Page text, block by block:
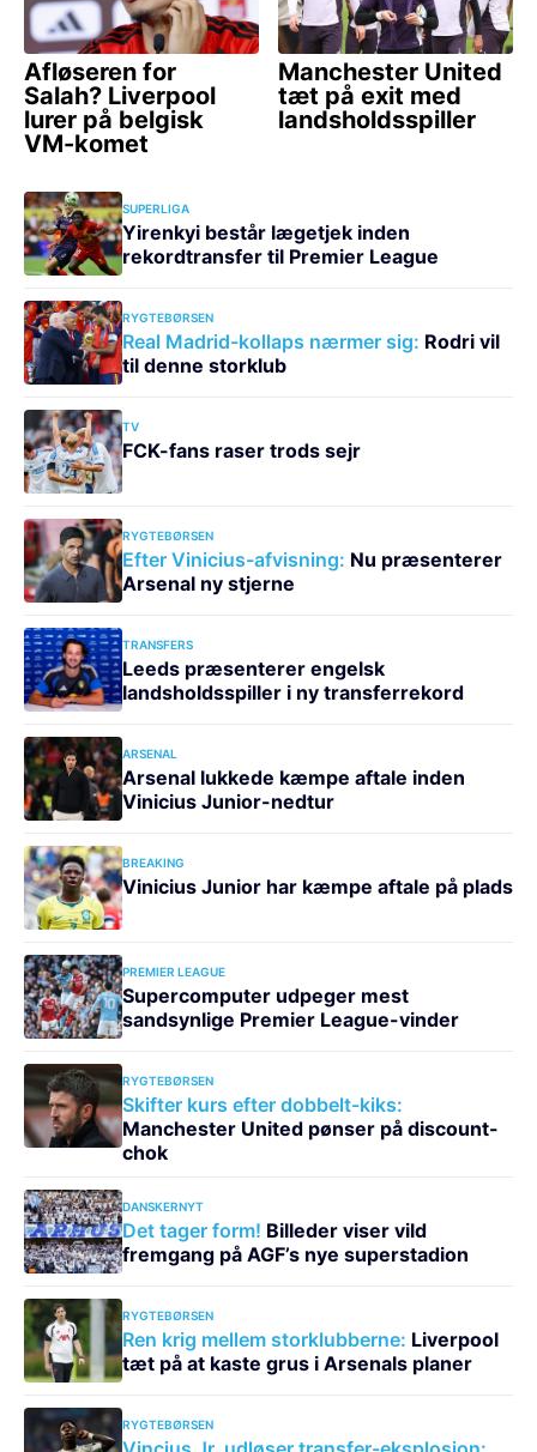
SUPERLIGA
Yirenkyi består lægetjek inden
rekordtransfer til Premier League
RYGTEBØRSEN
Real Madrid-kollaps nærmer sig: Rodri vil
til denne storklub
TV
FCK-fans raser trods sejr
RYGTEBØRSEN
Efter Vinicius-afvisning: Nu præsenterer
Arsenal ny stjerne
TRANSFERS
Leeds præsenterer engelsk
landsholdsspiller i ny transferrekord
ARSENAL
Arsenal lukkede kæmpe aftale inden
Vinicius Junior-nedtur
BREAKING
Vinicius Junior har kæmpe aftale på plads
PREMIER LEAGUE
Supercomputer udpeger mest
sandsynlige Premier League-vinder
RYGTEBØRSEN
Skifter kurs efter dobbelt-kiks:
Manchester United pønser på discount-
chok
DANSKERNYT
Det tager form! Billeder viser vild
fremgang på AGF’s nye superstadion
RYGTEBØRSEN
Ren krig mellem storklubberne: Liverpool
tæt på at kaste grus i Arsenals planer
RYGTEBØRSEN